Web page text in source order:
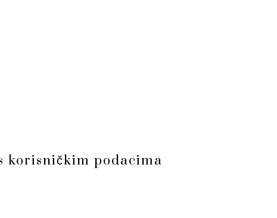
korisničkim podacima